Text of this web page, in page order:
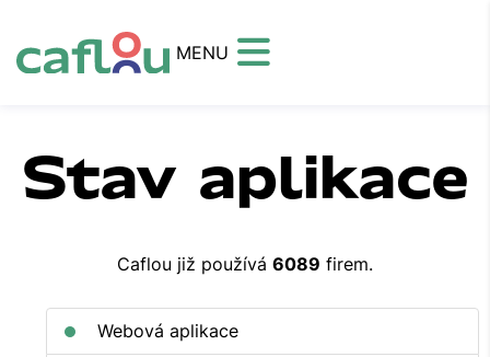
MENU
Stav aplikace
Caflou již používá 6089 firem.
Webová aplikace